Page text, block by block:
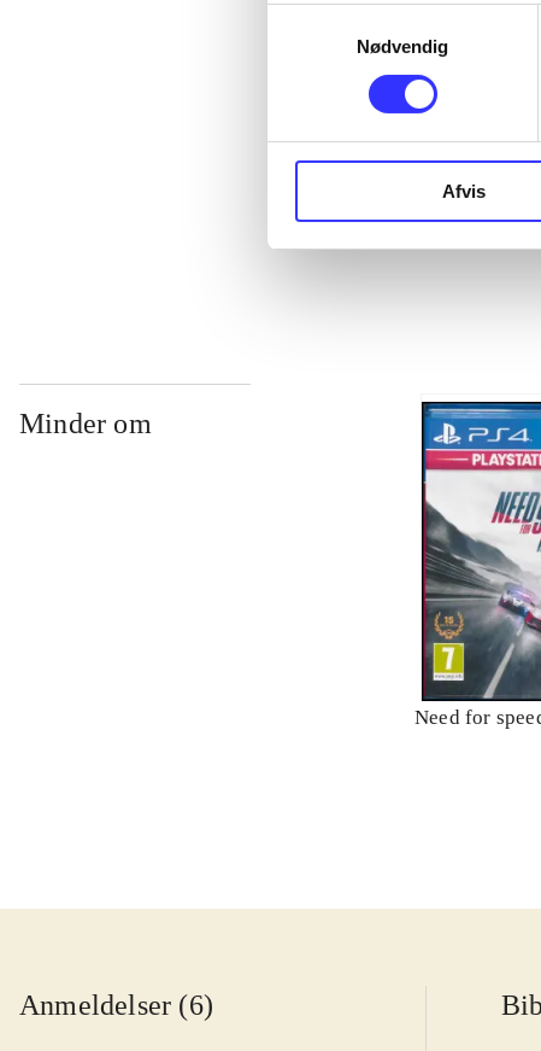
Nødvendig
Afvis
Need for
Minder om
Need for
Anmeldelser (6)